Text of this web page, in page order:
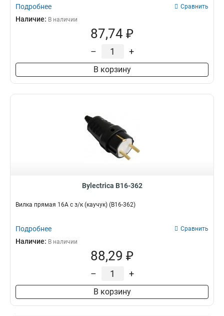
Подробнее Сравнить
Наличие: В наличии
87,74 ₽
– +
В корзину
Bylectrica В16-362
Вилка прямая 16А с з/к (каучук) (В16-362)
Подробнее Сравнить
Наличие: В наличии
88,29 ₽
– +
В корзину